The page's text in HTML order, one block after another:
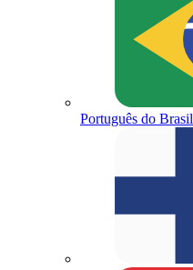
Português do Brasil